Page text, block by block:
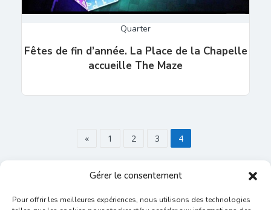
Gérer le consentement
Pour offrir les meilleures expériences, nous utilisons des technologies
Quarter
Fêtes de fin d’année. La Place de la Chapelle
accueille The Maze
« 1 2 3 4